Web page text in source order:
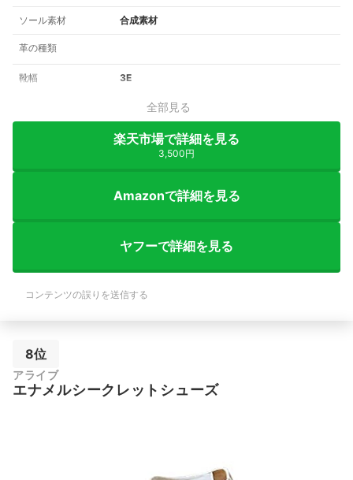
ソール素材 合成素材
革の種類
靴幅 3E
全部見る
楽天市場で詳細を見る
3,500円
Amazonで詳細を見る
ヤフーで詳細を見る
コンテンツの誤りを送信する
8位
アライブ
エナメルシークレットシューズ